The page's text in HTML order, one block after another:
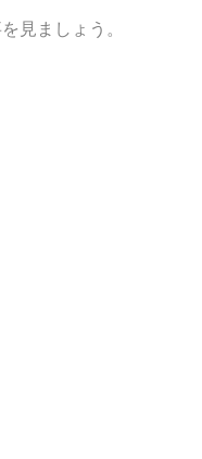
見ましょう。